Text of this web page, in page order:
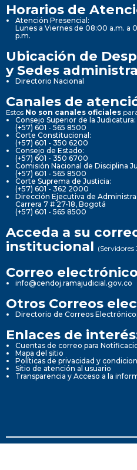
Horarios de
Atención Presencial:
Lunes a Viernes de 08:00 a.m. a
p.m.
Ubicación de
y Sedes
Directorio Nacional
Canales de
Estos No son canales oficiales
Consejo Superior de la Judicatura:
(+57) 601 - 565 8500
Corte Constitucional:
(+57) 601 - 350 6200
Consejo de Estado:
(+57) 601 - 350 6700
Comisión Nacional de Disciplina
(+57) 601 - 565 8500
Corte Suprema de Justicia:
(+57) 601 - 362 2000
Dirección Ejecutiva de
Carrera 7 # 27-18, Bogotá
(+57) 601 - 565 8500
Acceda a su
institucional (Servidores
Correo
info@cendoj.ramajudicial.gov.co
Otros Correos
Directorio de Correos
Enlaces de
Cuentas de correo para
Mapa del sitio
Políticas de privacidad y
Sitio de atención al usuario
Transparencia y Acceso a la